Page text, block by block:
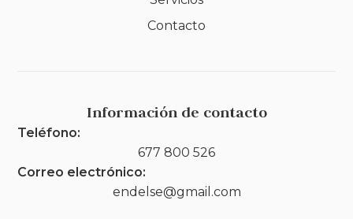
Contacto
Información de contacto
Teléfono:
677 800 526
Correo electrónico:
endelse@gmail.com